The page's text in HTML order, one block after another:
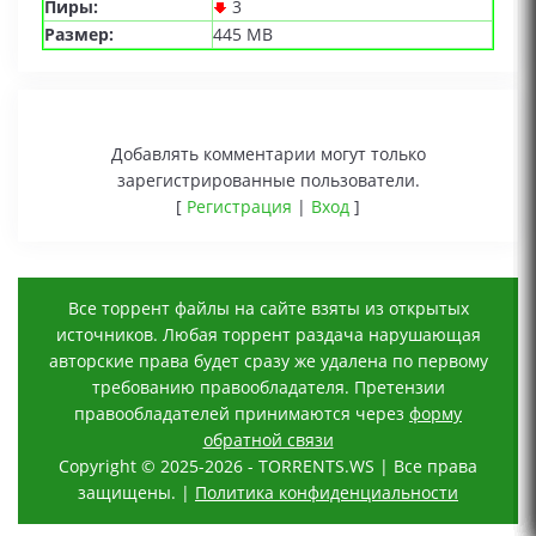
Пиры:
3
Размер:
445 MB
Добавлять комментарии могут только
зарегистрированные пользователи.
[ Регистрация | Вход ]
Все торрент файлы на сайте взяты из открытых
источников. Любая торрент раздача нарушающая
авторские права будет сразу же удалена по первому
требованию правообладателя. Претензии
правообладателей принимаются через форму
обратной связи
Copyright © 2025-2026 - TORRENTS.WS | Все права
защищены. | Политика конфиденциальности